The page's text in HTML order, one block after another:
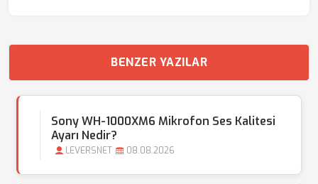
BENZER YAZILAR
Sony WH-1000XM6 Mikrofon Ses Kalitesi
Ayarı Nedir?
LEVERSNET 08.08.2026